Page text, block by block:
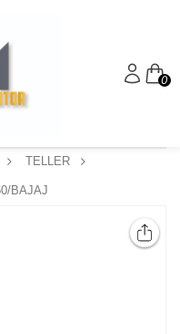
0
TELLER
BAJAJ